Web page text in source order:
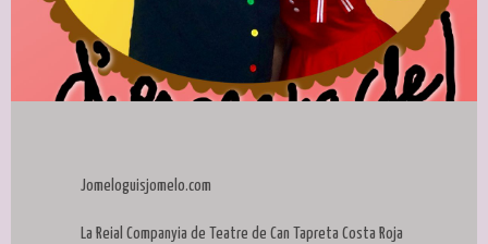
Jomeloguisjomelo.com
La Reial Companyia de Teatre de Can Tapreta Costa Roja